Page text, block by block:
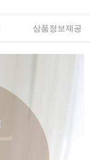
상품정보제공